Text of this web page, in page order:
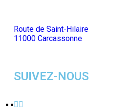
Route de Saint-Hilaire
11000 Carcassonne
SUIVEZ-NOUS